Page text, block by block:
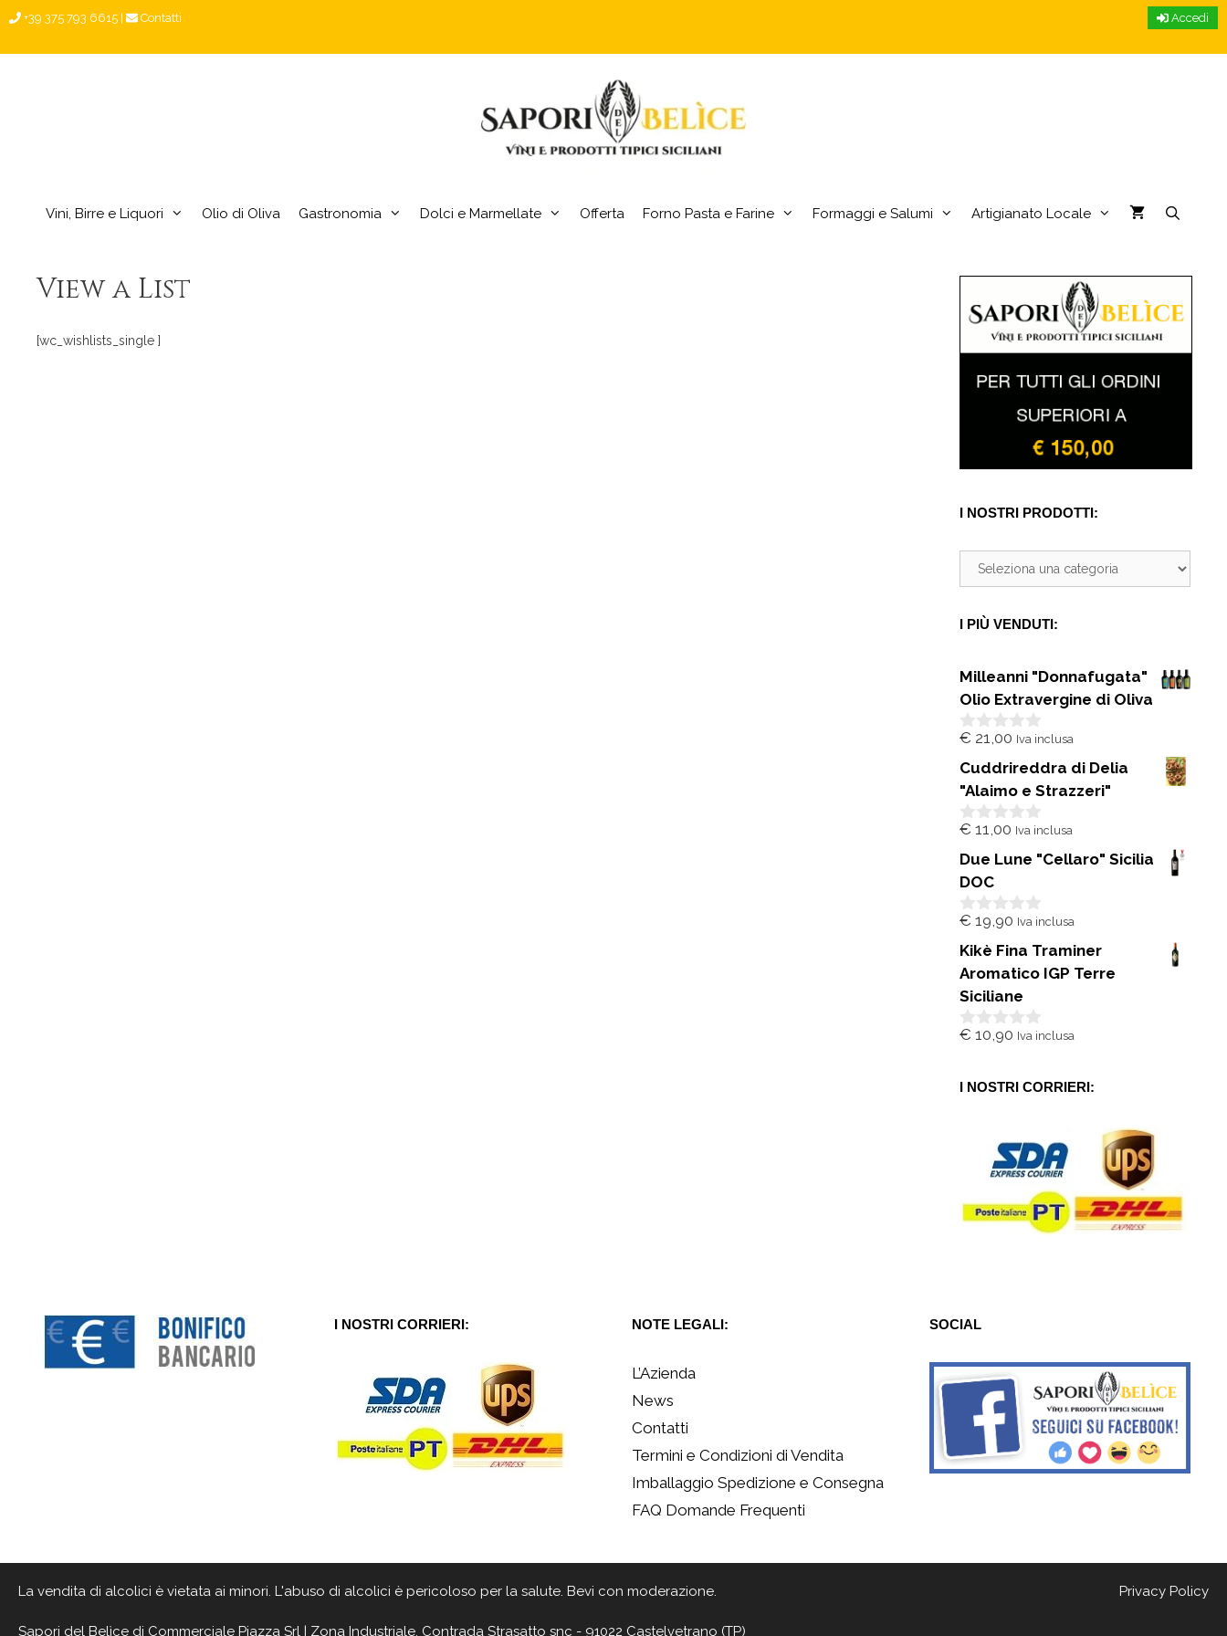
Accedi
+39 375 793 6615 Contatti
Vini, Birre e Liquori Olio di Oliva Gastronomia Dolci e Marmellate Offerta Forno Pasta e Farine Formaggi e Salumi Artigianato Locale
View a List
[wc_wishlists_single ]
I NOSTRI PRODOTTI:
I PIÙ VENDUTI:
Milleanni "Donnafugata"
Olio Extravergine di Oliva
0
u
5
€ 21,00 Iva inclusa
Cuddrireddra di Delia
"Alaimo e Strazzeri"
0
u
5
€ 11,00 Iva inclusa
Due Lune "Cellaro" Sicilia
DOC
0
u
5
€ 19,90 Iva inclusa
Kikè Fina Traminer
Aromatico IGP Terre
Siciliane
0
5
€ 10,90 Iva inclusa
I NOSTRI CORRIERI:
I NOSTRI CORRIERI: NOTE LEGALI:
L’Azienda
News
Contatti
Termini e Condizioni di Vendita
Imballaggio Spedizione e Consegna
FAQ Domande Frequenti
SOCIAL
Privacy Policy
La vendita di alcolici è vietata ai minori. L'abuso di alcolici è pericoloso per la salute. Bevi con moderazione.
Sapori del Belìce di Commerciale Piazza Srl | Zona Industriale, Contrada Strasatto snc - 91022 Castelvetrano (TP)